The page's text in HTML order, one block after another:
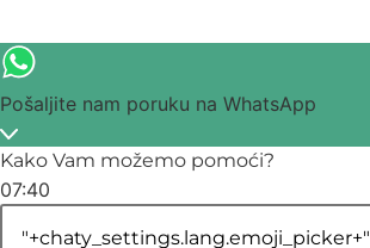
Pošaljite nam poruku na WhatsApp
Kako Vam možemo pomoći?
07:40
"+chaty_settings.lang.emoji_picker+"